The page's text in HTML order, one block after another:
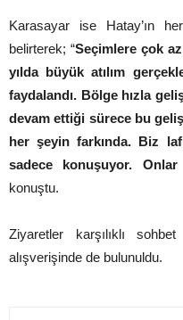
Karasayar ise Hatay’ın
belirterek; “Seçimlere çok
yılda büyük atılım
faydalandı. Bölge hızla
devam ettiği sürece bu
her şeyin farkında. Biz
sadece konuşuyor.
konuştu.
Ziyaretler karşılıklı
alışverişinde de bulunuldu.